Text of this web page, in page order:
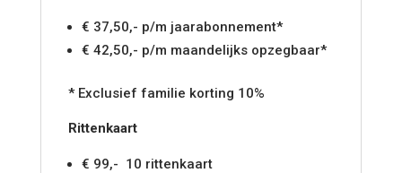
€ 37,50,- p/m jaarabonnement*
€ 42,50,- p/m maandelijks opzegbaar*
* Exclusief familie korting 10%
Rittenkaart
€ 99,- 10 rittenkaart